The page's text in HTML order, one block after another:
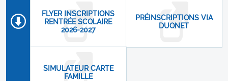
FLYER INSCRIPTIONS
RENTRÉE SCOLAIRE
2026-2027
PRÉINSCRIPTIONS VIA
DUONET
SIMULATEUR CARTE
FAMILLE